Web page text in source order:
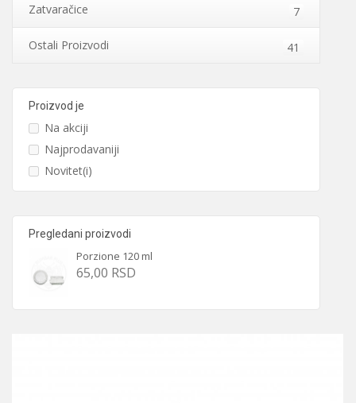
Zatvaračice 7
Ostali Proizvodi 41
Proizvod je
Na akciji
Najprodavaniji
Novitet(i)
Pregledani proizvodi
Porzione 120 ml
65,00 RSD